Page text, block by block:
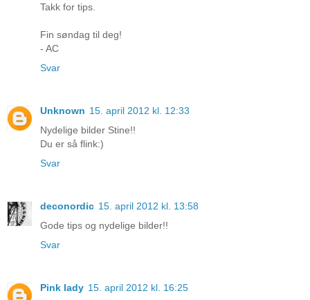
Takk for tips.
Fin søndag til deg!
- AC
Svar
Unknown 15. april 2012 kl. 12:33
Nydelige bilder Stine!!
Du er så flink:)
Svar
deconordic 15. april 2012 kl. 13:58
Gode tips og nydelige bilder!!
Svar
Pink lady 15. april 2012 kl. 16:25